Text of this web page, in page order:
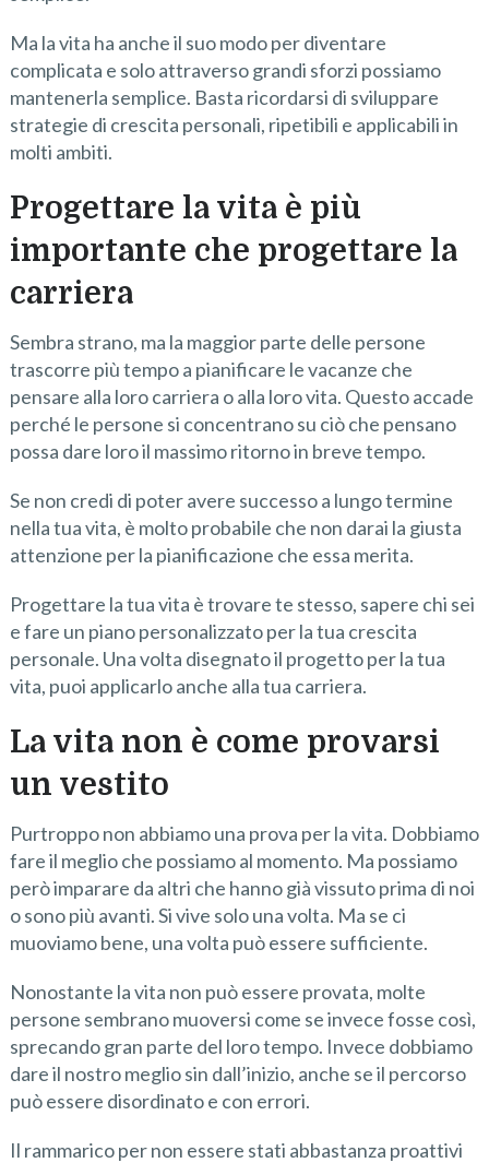
Ma la vita ha anche il suo modo per diventare
complicata e solo attraverso grandi sforzi possiamo
mantenerla semplice. Basta ricordarsi di sviluppare
strategie di crescita personali, ripetibili e applicabili in
molti ambiti.
Progettare la vita è più
importante che progettare la
carriera
Sembra strano, ma la maggior parte delle persone
trascorre più tempo a pianificare le vacanze che
pensare alla loro carriera o alla loro vita. Questo accade
perché le persone si concentrano su ciò che pensano
possa dare loro il massimo ritorno in breve tempo.
Se non credi di poter avere successo a lungo termine
nella tua vita, è molto probabile che non darai la giusta
attenzione per la pianificazione che essa merita.
Progettare la tua vita è trovare te stesso, sapere chi sei
e fare un piano personalizzato per la tua crescita
personale. Una volta disegnato il progetto per la tua
vita, puoi applicarlo anche alla tua carriera.
La vita non è come provarsi
un vestito
Purtroppo non abbiamo una prova per la vita. Dobbiamo
fare il meglio che possiamo al momento. Ma possiamo
però imparare da altri che hanno già vissuto prima di noi
o sono più avanti. Si vive solo una volta. Ma se ci
muoviamo bene, una volta può essere sufficiente.
Nonostante la vita non può essere provata, molte
persone sembrano muoversi come se invece fosse così,
sprecando gran parte del loro tempo. Invece dobbiamo
dare il nostro meglio sin dall’inizio, anche se il percorso
può essere disordinato e con errori.
Il rammarico per non essere stati abbastanza proattivi